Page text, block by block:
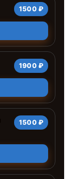
1500 ₽
1900 ₽
1500 ₽